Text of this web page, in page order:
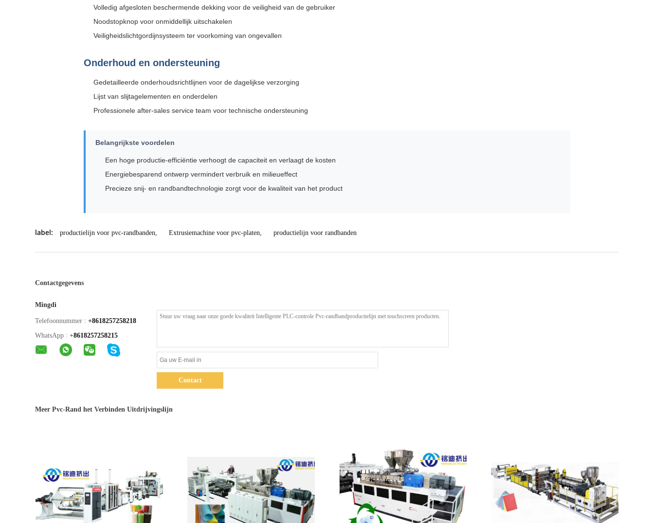
Volledig afgesloten beschermende dekking voor de veiligheid van de gebruiker
Noodstopknop voor onmiddellijk uitschakelen
Veiligheidslichtgordijnsysteem ter voorkoming van ongevallen
Onderhoud en ondersteuning
Gedetailleerde onderhoudsrichtlijnen voor de dagelijkse verzorging
Lijst van slijtagelementen en onderdelen
Professionele after-sales service team voor technische ondersteuning
Belangrijkste voordelen
Een hoge productie-efficiëntie verhoogt de capaciteit en verlaagt de kosten
Energiebesparend ontwerp vermindert verbruik en milieueffect
Precieze snij- en randbandtechnologie zorgt voor de kwaliteit van het product
label: productielijn voor pvc-randbanden, Extrusiemachine voor pvc-platen, productielijn voor randbanden
Contactgegevens
Mingdi
Telefoonnummer : +8618257258218
WhatsApp : +8618257258215
Contact
Meer Pvc-Rand het Verbinden Uitdrijvingslijn